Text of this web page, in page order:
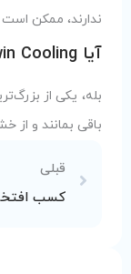
ندارند، ممکن
آیا Twin Coolingباعث بهبود نگهداری میوه‌ها و سبزیجات می‌شود؟
بله، یکی از
باقی بمانند و
قبلی
کسب